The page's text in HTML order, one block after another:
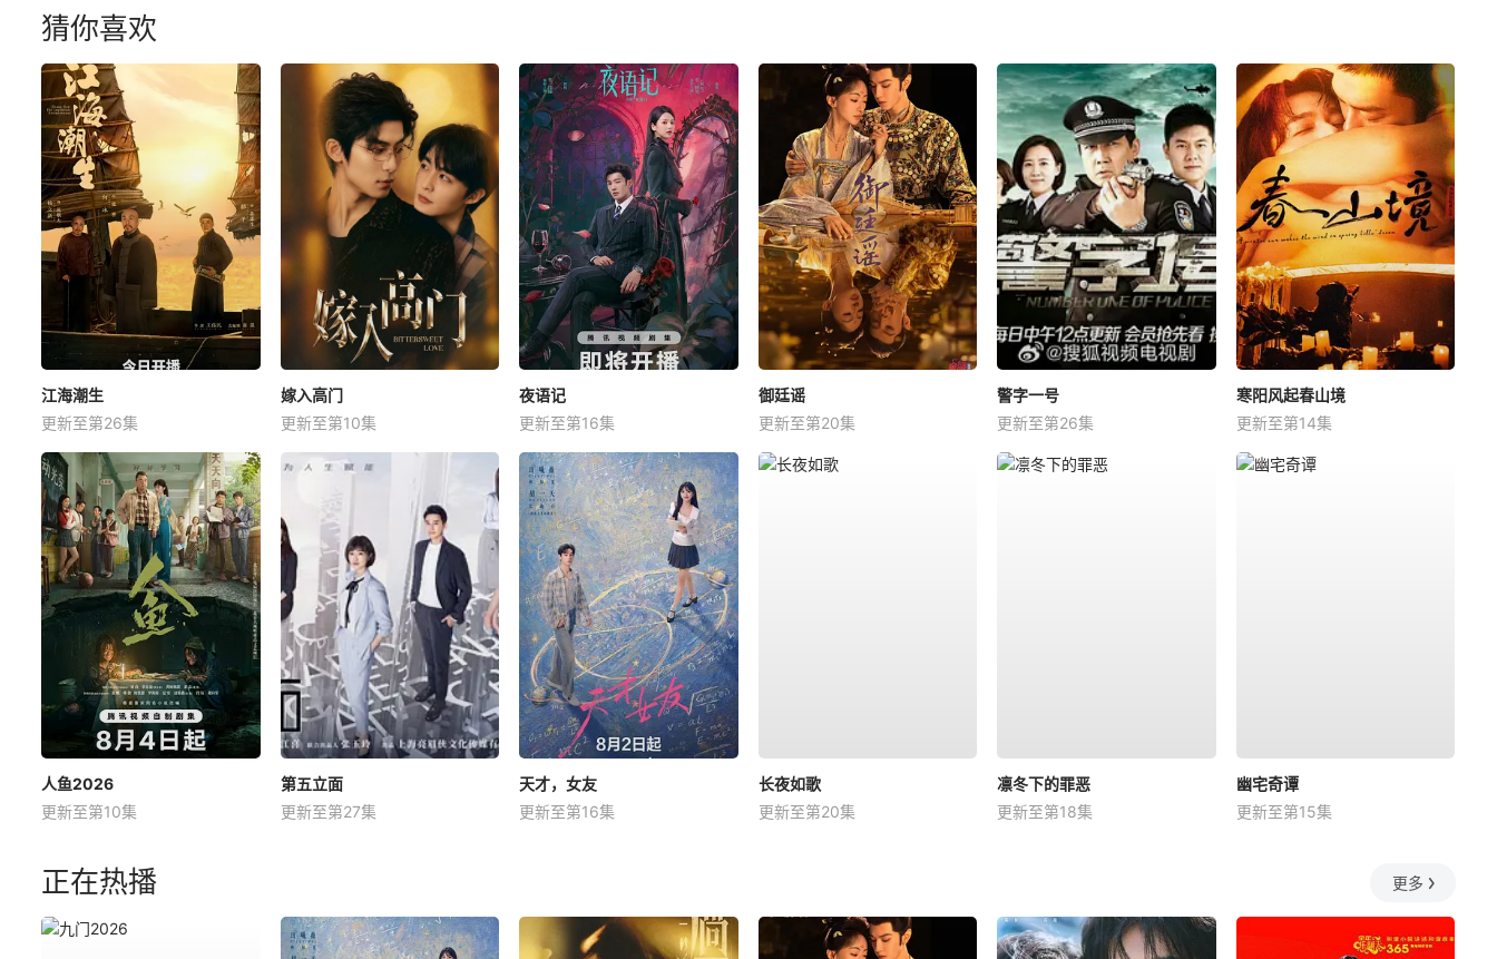
猜你喜欢
江海潮生
更新至第26集
嫁入高门
更新至第10集
夜语记
更新至第16集
御廷谣
更新至第20集
警字一号
更新至第26集
寒阳风起春山境
更新至第14集
人鱼2026
更新至第10集
第五立面
更新至第27集
天才，女友
更新至第16集
长夜如歌
更新至第20集
凛冬下的罪恶
更新至第18集
幽宅奇谭
更新至第15集
正在热播 更多